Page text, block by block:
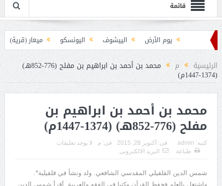
قائمة
ميعار (قرية) اليونسكو الييشوف
يوم الأرض
يوغسلافيا والقضية الفلسطينية
يوسيفوس فلاويوس (38-100م)
يوسف هيكل (1907-1989)
يوسف ضيا الخالدي (1846-1906)
يوسف سعيد أبو درة (1900-1939)
يوسف الجرار (000 – 1222ه)(000 – 1808م)
الرئيسية م محمد بن أحمد بن ابراهيم بن مفلح (776-852هـ)
(1374-1447م)
محمد بن أحمد بن ابراهيم بن
مفلح (776-852هـ) (1374-1447م)
كتبه: admin فى: أكتوبر 28, 2015 فى: م
لا يوجد تعليقات
طباعة
البريد الالكترونى
شمس الدين القلقيلي المقدسي الشافعي. ولد ونشأ في قلقيلية*.
واشتغل بالعلم فحفظ القرآن وكتبا في الفقه والعربية. أقرأ شمس الدين